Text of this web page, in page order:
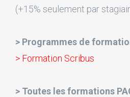
(+15% seulement par
> Programmes de
> Formation Scribus
> Toutes les formations